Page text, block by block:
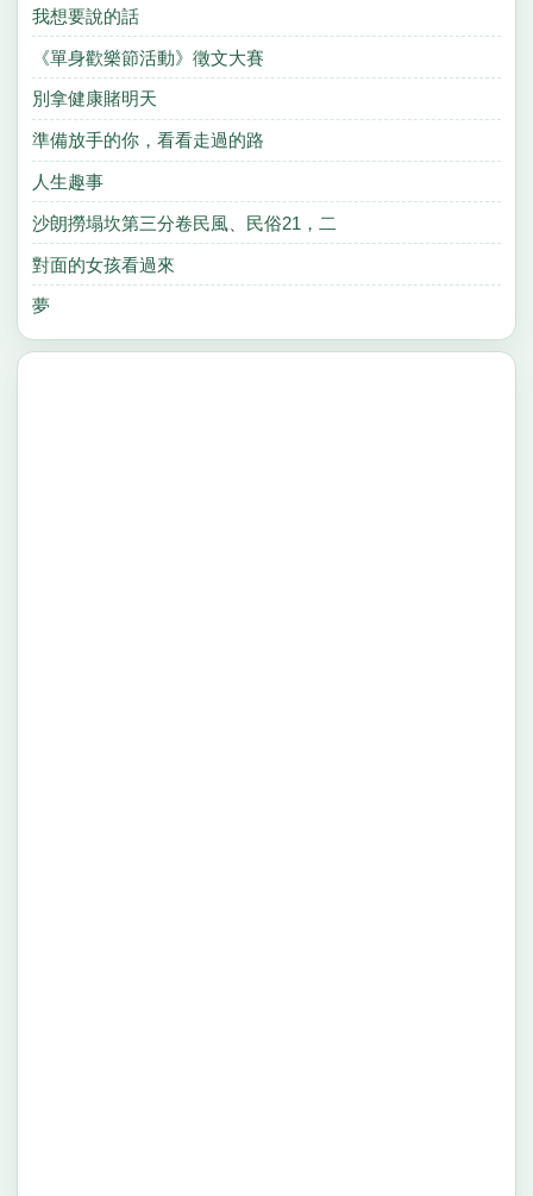
我想要說的話
《單身歡樂節活動》徵文大賽
別拿健康賭明天
準備放手的你，看看走過的路
人生趣事
沙朗撈塌坎第三分卷民風、民俗21，二
對面的女孩看過來
夢